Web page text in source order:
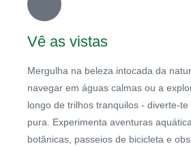
Vê as vistas
Mergulha na beleza intocada da
navegar em águas calmas ou a
longo de trilhos tranquilos - diverte-
pura. Experimenta aventuras
botânicas, passeios de bicicleta e